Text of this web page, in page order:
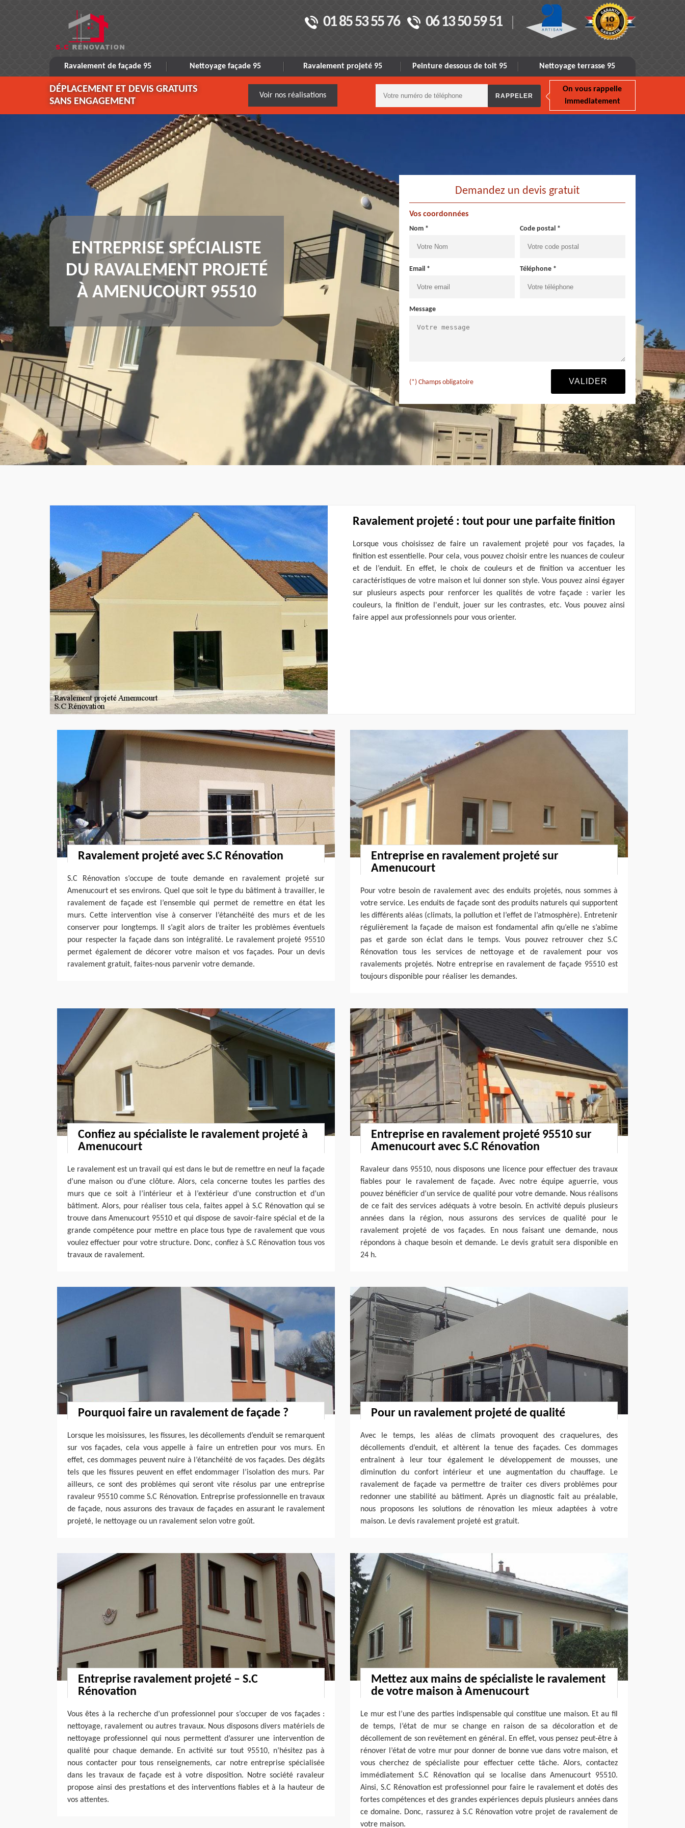
01 85 53 55 76 06 13 50 59 51
Ravalement de façade 95 Nettoyage façade 95 Ravalement projeté 95 Peinture dessous de toit 95 Nettoyage terrasse 95
DÉPLACEMENT ET DEVIS GRATUITS
SANS ENGAGEMENT
Voir nos réalisations
On vous rappelle
immediatement
ENTREPRISE SPÉCIALISTE
DU RAVALEMENT PROJETÉ
À AMENUCOURT 95510
Demandez un devis gratuit
Vos coordonnées
Nom * Code postal *
Email * Téléphone *
Message
(*) Champs obligatoire
Ravalement projeté : tout pour une parfaite finition
Lorsque vous choisissez de faire un ravalement projeté pour vos façades, la
finition est essentielle. Pour cela, vous pouvez choisir entre les nuances de couleur
et de l’enduit. En effet, le choix de couleurs et de finition va accentuer les
caractéristiques de votre maison et lui donner son style. Vous pouvez ainsi égayer
sur plusieurs aspects pour renforcer les qualités de votre façade : varier les
couleurs, la finition de l'enduit, jouer sur les contrastes, etc. Vous pouvez ainsi
faire appel aux professionnels pour vous orienter.
Ravalement projeté avec S.C Rénovation
S.C Rénovation s’occupe de toute demande en ravalement projeté sur
Amenucourt et ses environs. Quel que soit le type du bâtiment à travailler, le
ravalement de façade est l’ensemble qui permet de remettre en état les
murs. Cette intervention vise à conserver l’étanchéité des murs et de les
conserver pour longtemps. Il s’agit alors de traiter les problèmes éventuels
pour respecter la façade dans son intégralité. Le ravalement projeté 95510
permet également de décorer votre maison et vos façades. Pour un devis
ravalement gratuit, faites-nous parvenir votre demande.
Entreprise en ravalement projeté sur
Amenucourt
Pour votre besoin de ravalement avec des enduits projetés, nous sommes à
votre service. Les enduits de façade sont des produits naturels qui supportent
les différents aléas (climats, la pollution et l’effet de l’atmosphère). Entretenir
régulièrement la façade de maison est fondamental afin qu’elle ne s’abîme
pas et garde son éclat dans le temps. Vous pouvez retrouver chez S.C
Rénovation tous les services de nettoyage et de ravalement pour vos
ravalements projetés. Notre entreprise en ravalement de façade 95510 est
toujours disponible pour réaliser les demandes.
Confiez au spécialiste le ravalement projeté à
Amenucourt
Le ravalement est un travail qui est dans le but de remettre en neuf la façade
d’une maison ou d’une clôture. Alors, cela concerne toutes les parties des
murs que ce soit à l’intérieur et à l’extérieur d’une construction et d’un
bâtiment. Alors, pour réaliser tous cela, faites appel à S.C Rénovation qui se
trouve dans Amenucourt 95510 et qui dispose de savoir-faire spécial et de la
grande compétence pour mettre en place tous type de ravalement que vous
voulez effectuer pour votre structure. Donc, confiez à S.C Rénovation tous vos
travaux de ravalement.
Entreprise en ravalement projeté 95510 sur
Amenucourt avec S.C Rénovation
Ravaleur dans 95510, nous disposons une licence pour effectuer des travaux
fiables pour le ravalement de façade. Avec notre équipe aguerrie, vous
pouvez bénéficier d’un service de qualité pour votre demande. Nous réalisons
de ce fait des services adéquats à votre besoin. En activité depuis plusieurs
années dans la région, nous assurons des services de qualité pour le
ravalement projeté de vos façades. En nous faisant une demande, nous
répondons à chaque besoin et demande. Le devis gratuit sera disponible en
24 h.
Pourquoi faire un ravalement de façade ?
Lorsque les moisissures, les fissures, les décollements d’enduit se remarquent
sur vos façades, cela vous appelle à faire un entretien pour vos murs. En
effet, ces dommages peuvent nuire à l’étanchéité de vos façades. Des dégâts
tels que les fissures peuvent en effet endommager l’isolation des murs. Par
ailleurs, ce sont des problèmes qui seront vite résolus par une entreprise
ravaleur 95510 comme S.C Rénovation. Entreprise professionnelle en travaux
de façade, nous assurons des travaux de façades en assurant le ravalement
projeté, le nettoyage ou un ravalement selon votre goût.
Pour un ravalement projeté de qualité
Avec le temps, les aléas de climats provoquent des craquelures, des
décollements d’enduit, et altèrent la tenue des façades. Ces dommages
entraînent à leur tour également le développement de mousses, une
diminution du confort intérieur et une augmentation du chauffage. Le
ravalement de façade va permettre de traiter ces divers problèmes pour
redonner une stabilité au bâtiment. Après un diagnostic fait au préalable,
nous proposons les solutions de rénovation les mieux adaptées à votre
maison. Le devis ravalement projeté est gratuit.
Entreprise ravalement projeté – S.C
Rénovation
Vous êtes à la recherche d’un professionnel pour s’occuper de vos façades :
nettoyage, ravalement ou autres travaux. Nous disposons divers matériels de
nettoyage professionnel qui nous permettent d’assurer une intervention de
qualité pour chaque demande. En activité sur tout 95510, n’hésitez pas à
nous contacter pour tous renseignements, car notre entreprise spécialisée
dans les travaux de façade est à votre disposition. Notre société ravaleur
propose ainsi des prestations et des interventions fiables et à la hauteur de
vos attentes.
Mettez aux mains de spécialiste le ravalement
de votre maison à Amenucourt
Le mur est l’une des parties indispensable qui constitue une maison. Et au fil
de temps, l’état de mur se change en raison de sa décoloration et de
décollement de son revêtement en général. En effet, vous pensez peut-être à
rénover l’état de votre mur pour donner de bonne vue dans votre maison, et
vous cherchez de spécialiste pour effectuer cette tâche. Alors, contactez
immédiatement S.C Rénovation qui se localise dans Amenucourt 95510.
Ainsi, S.C Rénovation est professionnel pour faire le ravalement et dotés des
fortes compétences et des grandes expériences depuis plusieurs années dans
ce domaine. Donc, rassurez à S.C Rénovation votre projet de ravalement de
votre maison.